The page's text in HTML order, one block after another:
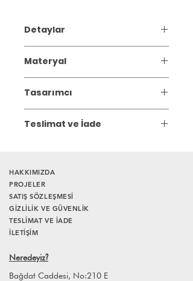
Detaylar
Ürün Ebatı: 10x12cm , 13x16cm
*Ürünler el yapımı olduğundan
boyutlarda ufak farklılıklar olabilir.
Materyal
Tasarımcı
Teslimat ve İade
İade Süresi:
siparişi teslim aldığınız tarihten itibaren
14 gün içerisinde iade edebilirsiniz.
Ürünlerin iade edilebilmesi için iade
koşullarına uyması gerekmektedir.
HAKKIMIZDA
PROJELER
SATIŞ SÖZLEŞMESİ
GİZLİLİK VE GÜVENLİK
TESLİMAT VE İADE
İLETİŞİM
Neredeyiz?
Bağdat Caddesi, No:210 E